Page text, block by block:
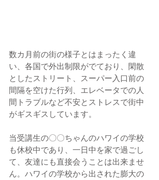
数カ月前の街の様子とはまったく違
い、 各国で外出制限がでており 、閑散
としたストリート、スーパー入口前の
間隔を空けた行列、エレベータでの人
間トラブルなど不安とストレスで街中
がギスギスしています。
当受講生の〇〇ちゃんのハワイの学校
も休校中であり、一日中を家で過ごし
て、友達にも直接会うことは出来ませ
ん。ハワイの学校から出された膨大の